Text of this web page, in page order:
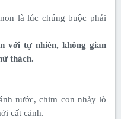
là lúc chúng buộc phải
với tự nhiên, không gian
thách.
nước, chim con nhảy lò
cất cánh.